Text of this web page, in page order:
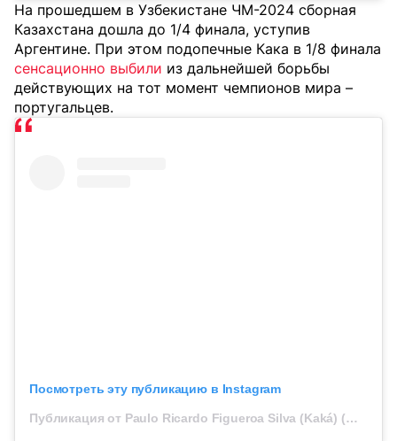
На прошедшем в Узбекистане ЧМ-2024 сборная
Казахстана дошла до 1/4 финала, уступив
Аргентине. При этом подопечные Кака в 1/8 финала
сенсационно выбили из дальнейшей борьбы
действующих на тот момент чемпионов мира –
португальцев.
Посмотреть эту публикацию в Instagram
Публикация от Paulo Ricardo Figueroa Silva (Kaká) (@kakapauloricardofigueroa)